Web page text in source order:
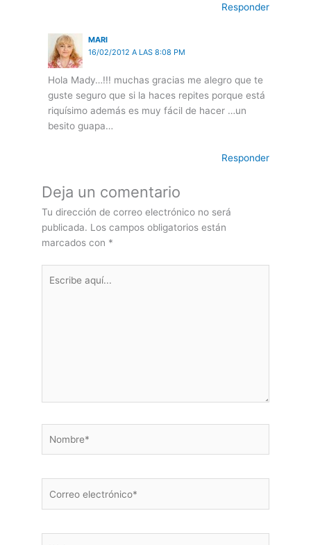
Responder
MARI
16/02/2012 A LAS 8:08 PM
Hola Mady…!!! muchas gracias me alegro que te
guste seguro que si la haces repites porque está
riquísimo además es muy fácil de hacer …un
besito guapa…
Responder
Deja un comentario
Tu dirección de correo electrónico no será
publicada. Los campos obligatorios están
marcados con *
aquí...
electrónico*